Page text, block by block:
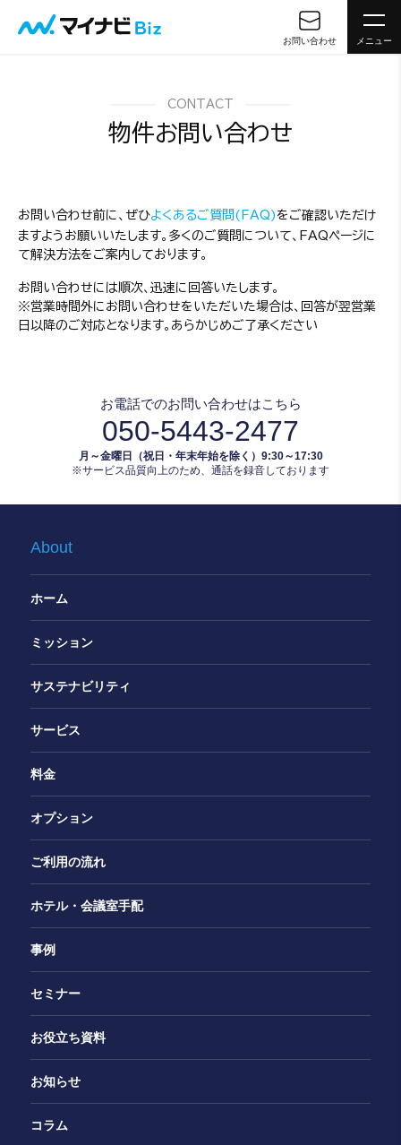
お問い合わせ メニュー
CONTACT
物件お問い合わせ
お問い合わせ前に、ぜひよくあるご質問(FAQ) をご確認いただけ
ますようお願いいたします。多くのご質問について、FAQページに
て解決方法をご案内しております。
お問い合わせには順次、迅速に回答いたします。
※営業時間外にお問い合わせをいただいた場合は、回答が翌営業
日以降のご対応となります。あらかじめご了承ください
お電話でのお問い合わせはこちら
050-5443-2477
月～金曜日（祝日・年末年始を除く）9:30～17:30
※サービス品質向上のため、通話を録音しております
About
ホーム
ミッション
サステナビリティ
サービス
料金
オプション
ご利用の流れ
ホテル・会議室手配
事例
セミナー
お役立ち資料
お知らせ
コラム